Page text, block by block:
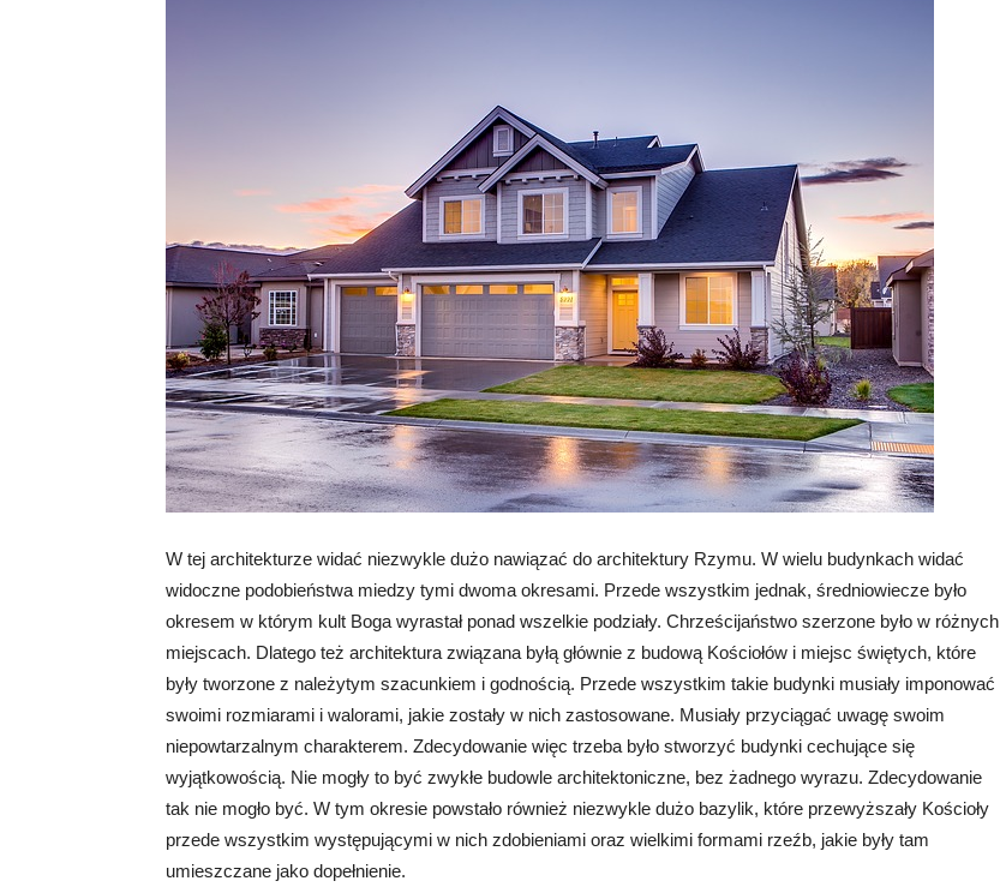
W tej architekturze widać niezwykle dużo nawiązać do architektury Rzymu. W wielu budynkach widać
widoczne podobieństwa miedzy tymi dwoma okresami. Przede wszystkim jednak, średniowiecze było
okresem w którym kult Boga wyrastał ponad wszelkie podziały. Chrześcijaństwo szerzone było w różnych
miejscach. Dlatego też architektura związana byłą głównie z budową Kościołów i miejsc świętych, które
były tworzone z należytym szacunkiem i godnością. Przede wszystkim takie budynki musiały imponować
swoimi rozmiarami i walorami, jakie zostały w nich zastosowane. Musiały przyciągać uwagę swoim
niepowtarzalnym charakterem. Zdecydowanie więc trzeba było stworzyć budynki cechujące się
wyjątkowością. Nie mogły to być zwykłe budowle architektoniczne, bez żadnego wyrazu. Zdecydowanie
tak nie mogło być. W tym okresie powstało również niezwykle dużo bazylik, które przewyższały Kościoły
przede wszystkim występującymi w nich zdobieniami oraz wielkimi formami rzeźb, jakie były tam
umieszczane jako dopełnienie.